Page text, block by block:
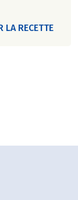
LA RECETTE